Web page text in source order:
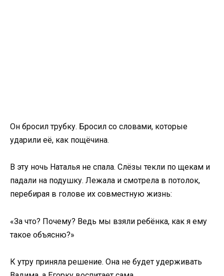
Он бросил трубку. Бросил со словами, которые
ударили её, как пощёчина.
В эту ночь Наталья не спала. Слёзы текли по щекам и
падали на подушку. Лежала и смотрела в потолок,
перебирая в голове их совместную жизнь:
«За что? Почему? Ведь мы взяли ребёнка, как я ему
такое объясню?»
К утру приняла решение. Она не будет удерживать